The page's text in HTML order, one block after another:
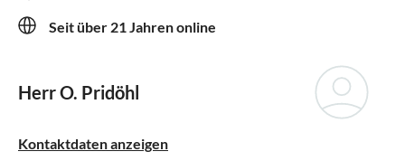
Seit über 21 Jahren online
Herr O. Pridöhl
Kontaktdaten anzeigen